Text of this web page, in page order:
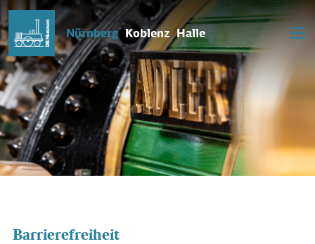
Nürnberg Koblenz Halle
Barrierefreiheit